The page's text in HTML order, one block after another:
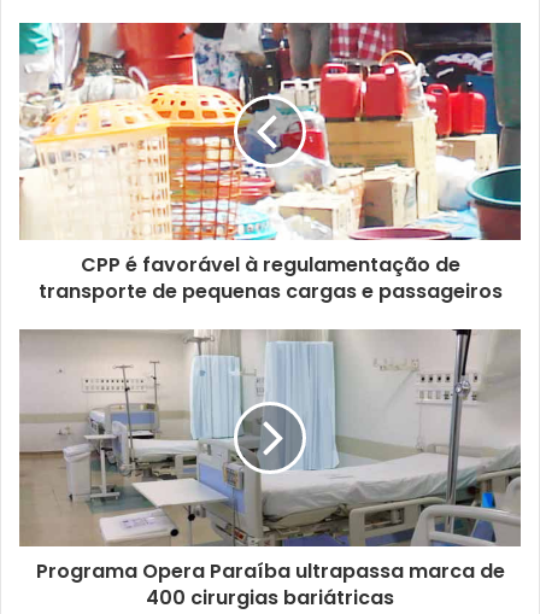
CPP é favorável à regulamentação de
transporte de pequenas cargas e passageiros
Programa Opera Paraíba ultrapassa marca de
400 cirurgias bariátricas